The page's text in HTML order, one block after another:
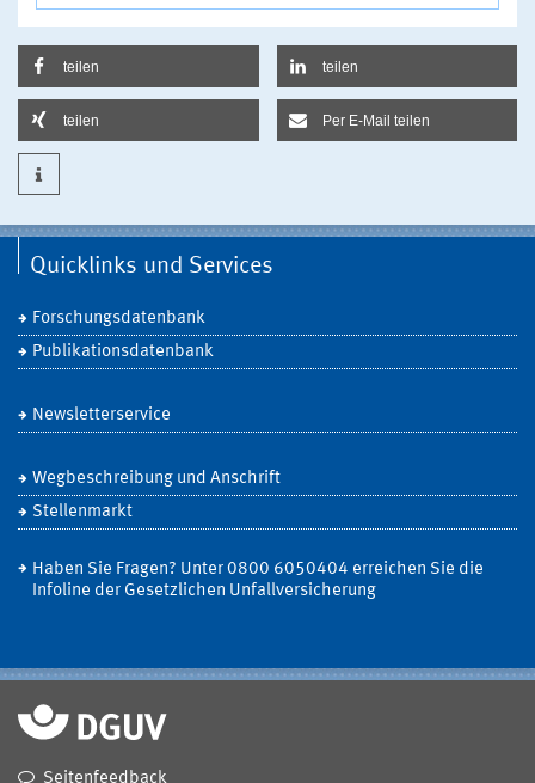
teilen teilen
teilen Per E-Mail teilen
Quicklinks und Services
Forschungsdatenbank
Publikationsdatenbank
Newsletterservice
Wegbeschreibung und Anschrift
Stellenmarkt
Haben Sie Fragen? Unter 0800 6050404 erreichen Sie die
Infoline der Gesetzlichen Unfallversicherung
Seitenfeedback